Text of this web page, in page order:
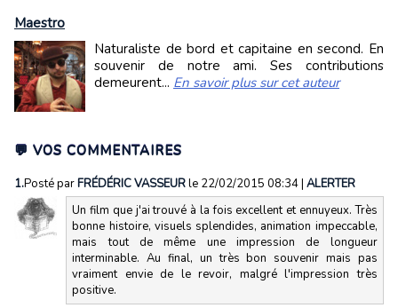
Maestro
Naturaliste de bord et capitaine en second. En
souvenir de notre ami. Ses contributions
demeurent... En savoir plus sur cet auteur
💬 VOS COMMENTAIRES
1.Posté parFRÉDÉRIC VASSEURle 22/02/2015 08:34| ALERTER
Un film que j'ai trouvé à la fois excellent et ennuyeux. Très
bonne histoire, visuels splendides, animation impeccable,
mais tout de même une impression de longueur
interminable. Au final, un très bon souvenir mais pas
vraiment envie de le revoir, malgré l'impression très
positive.